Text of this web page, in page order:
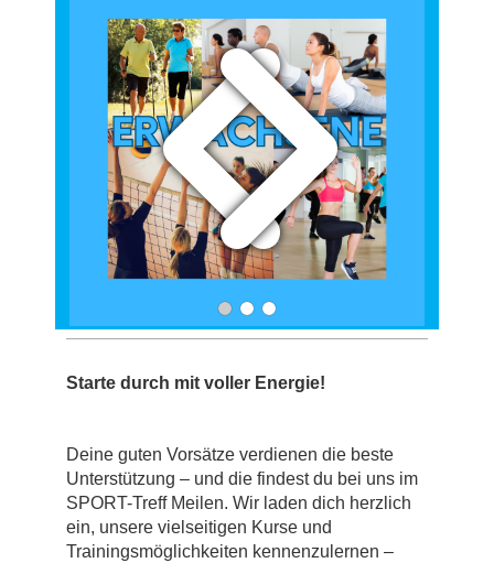
Starte durch mit voller Energie!
Deine guten Vorsätze verdienen die beste
Unterstützung – und die findest du bei uns im
SPORT-Treff Meilen. Wir laden dich herzlich
ein, unsere vielseitigen Kurse und
Trainingsmöglichkeiten kennenzulernen –